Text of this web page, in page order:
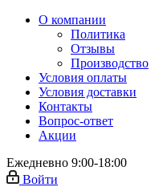
О компании
Политика
Отзывы
Производство
Условия оплаты
Условия доставки
Контакты
Вопрос-ответ
Акции
Ежедневно 9:00-18:00
Войти